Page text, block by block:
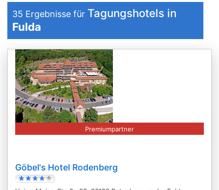
35 Ergebnisse für Tagungshotels in
Fulda
Premiumpartner
Göbel's Hotel Rodenberg